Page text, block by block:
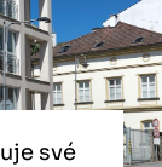
své